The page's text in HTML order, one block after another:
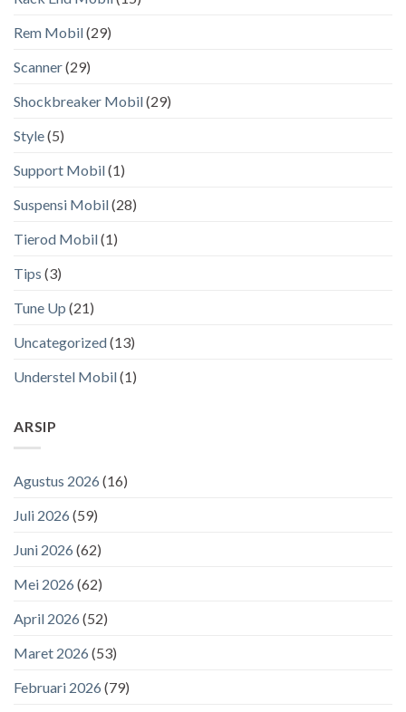
Rem Mobil(29)
Scanner(29)
Shockbreaker Mobil(29)
Style(5)
Support Mobil(1)
Suspensi Mobil(28)
Tierod Mobil(1)
Tips (3)
Tune Up (21)
Uncategorized(13)
Understel Mobil(1)
ARSIP
Agustus 2026 (16)
Juli 2026 (59)
Juni 2026 (62)
Mei 2026 (62)
April 2026 (52)
Maret 2026 (53)
Februari 2026 (79)